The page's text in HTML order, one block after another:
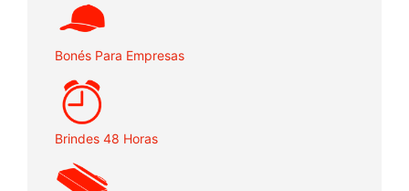
Bonés Para Empresas
Brindes 48 Horas